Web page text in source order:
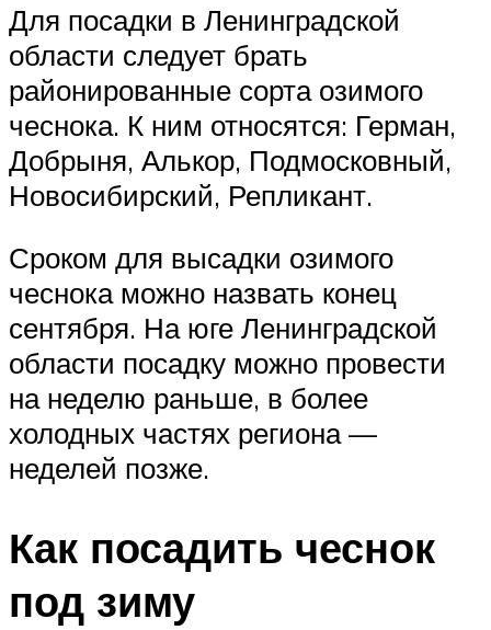
Для посадки в Ленинградской
области следует брать
районированные сорта озимого
чеснока. К ним относятся: Герман,
Добрыня, Алькор, Подмосковный,
Новосибирский, Репликант.
Сроком для высадки озимого
чеснока можно назвать конец
сентября. На юге Ленинградской
области посадку можно провести
на неделю раньше, в более
холодных частях региона —
неделей позже.
Как посадить чеснок
под зиму